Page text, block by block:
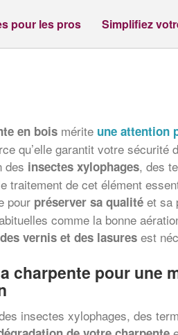
pour les pros Simplifiez
en bois mérite une attention
qu’elle garantit votre sécurité
des insectes xylophages, des
traitement de cet élément
pour préserver sa qualité et sa
comme la bonne
vernis et des lasures est
charpente pour une
insectes xylophages, des